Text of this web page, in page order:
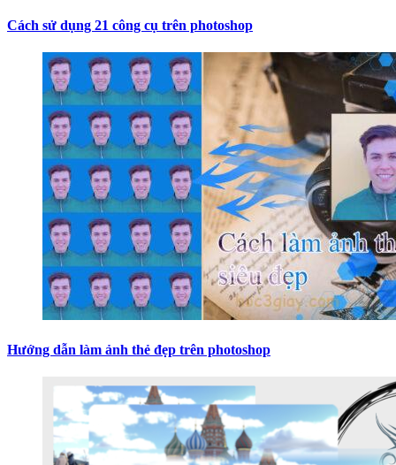
Cách sử dụng 21 công cụ trên photoshop
Hướng dẫn làm ảnh thẻ đẹp trên photoshop